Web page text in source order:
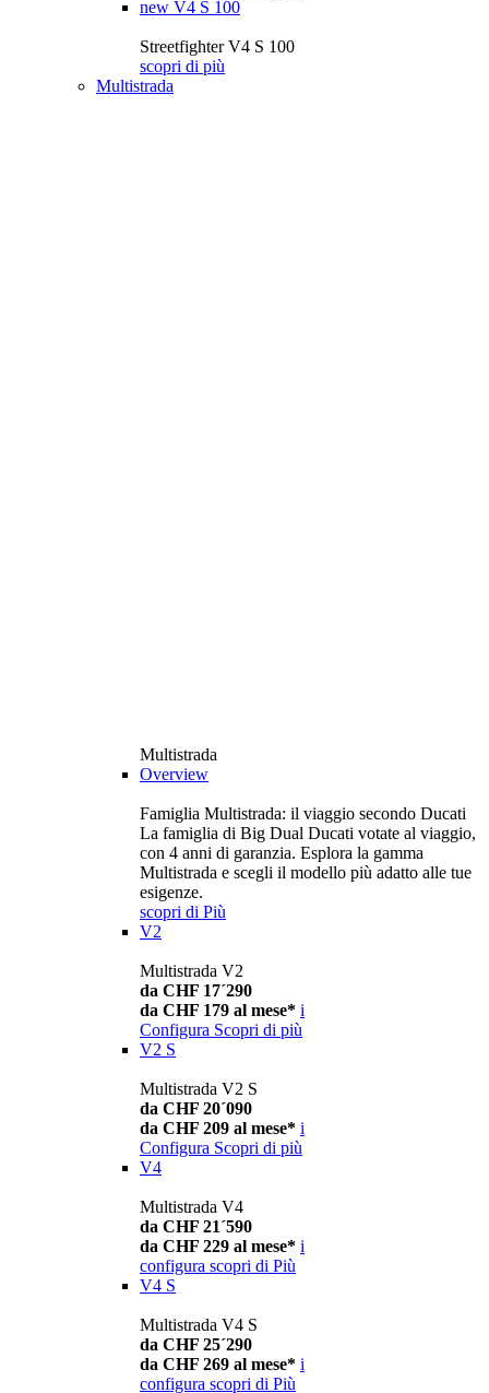
new V4 S 100
Streetfighter V4 S 100
scopri di più
Multistrada
Multistrada
Overview
Famiglia Multistrada: il viaggio secondo Ducati
La famiglia di Big Dual Ducati votate al viaggio,
con 4 anni di garanzia. Esplora la gamma
Multistrada e scegli il modello più adatto alle tue
esigenze.
scopri di Più
V2
Multistrada V2
da CHF 17´290
da CHF 179 al mese* i
Configura Scopri di più
V2 S
Multistrada V2 S
da CHF 20´090
da CHF 209 al mese* i
Configura Scopri di più
V4
Multistrada V4
da CHF 21´590
da CHF 229 al mese* i
configura scopri di Più
V4 S
Multistrada V4 S
da CHF 25´290
da CHF 269 al mese* i
configura scopri di Più